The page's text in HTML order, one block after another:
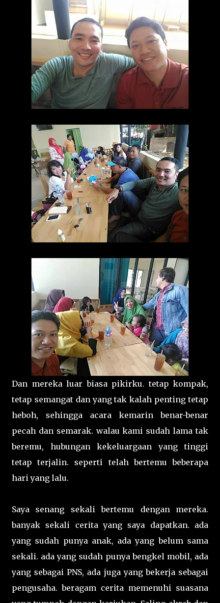
Dan mereka luar biasa pikirku. tetap kompak,
tetap semangat dan yang tak kalah penting tetap
heboh, sehingga acara kemarin benar-benar
pecah dan semarak. walau kami sudah lama tak
beremu, hubungan kekeluargaan yang tinggi
tetap terjalin. seperti telah bertemu beberapa
hari yang lalu.
Saya senang sekali bertemu dengan mereka.
banyak sekali cerita yang saya dapatkan. ada
yang sudah punya anak, ada yang belum sama
sekali. ada yang sudah punya bengkel mobil, ada
yang sebagai PNS, ada juga yang bekerja sebagai
pengusaha. beragam cerita memenuhi suasana